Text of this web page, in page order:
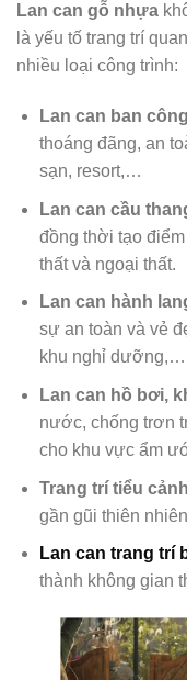
Lan can gỗ nhựa
là yếu tố trang trí
nhiều loại công trình:
Lan can ban
thoáng đãng, an
sạn, resort,…
Lan can cầu
đồng thời tạo
thất và ngoại thất.
Lan can hành
sự an toàn và vẻ
khu nghỉ dưỡng,…
Lan can hồ bơi,
nước, chống trơn
cho khu vực ẩm
Trang trí tiểu
gần gũi thiên
Lan can trang trí
thành không gian